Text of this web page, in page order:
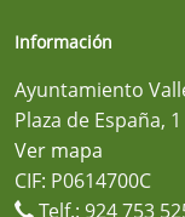
Información
Ayuntamiento
Plaza de España,
Ver mapa
CIF: P0614700C
Telf.: 924 753